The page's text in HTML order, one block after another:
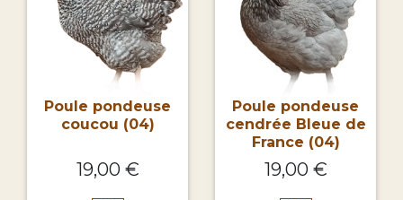
Poule pondeuse
coucou (04)
19,00 €
Poule pondeuse
cendrée Bleue de
France (04)
19,00 €